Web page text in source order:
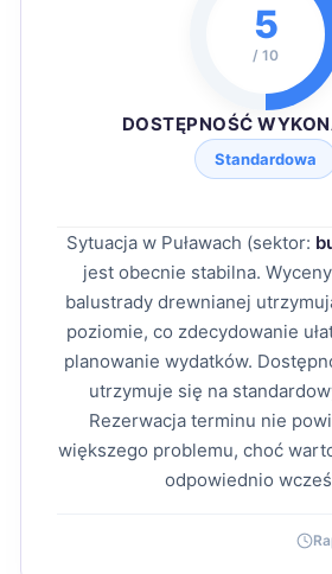
5
/ 10
DOSTĘPNOŚĆ
Standardowa
Sytuacja w Puławach (sektor:
jest obecnie stabilna. Wyceny
balustrady drewnianej
poziomie, co zdecydowanie
planowanie wydatków.
utrzymuje się na
Rezerwacja terminu nie
większego problemu, choć
odpowiednio